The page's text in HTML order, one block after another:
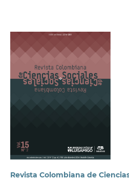
Revista Colombiana de